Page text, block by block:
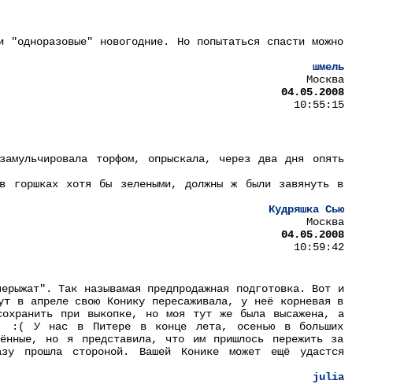
новогодние. Но попытаться спасти можно
шмель
Москва
04.05.2008
10:55:15
торфом, опрыскала, через два дня опять
горшках хотя бы зелеными, должны ж были завянуть в
Кудряшка Сью
Москва
04.05.2008
10:59:42
Так называмая предпродажная подготовка. Вот и
в апреле свою Конику пересаживала, у неё корневая в
при выкопке, но моя тут же была высажена, а
:( У нас в Питере в конце лета, осенью в больших
но я представила, что им пришлось пережить за
прошла стороной. Вашей Конике может ещё удастся
julia